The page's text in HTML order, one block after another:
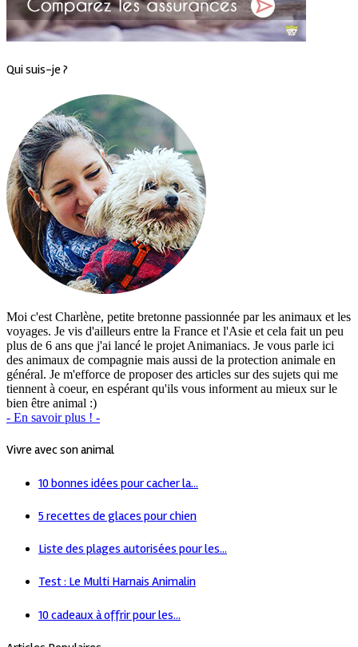
Qui suis-je ?
Moi c'est Charlène, petite bretonne passionnée par les animaux et les
voyages. Je vis d'ailleurs entre la France et l'Asie et cela fait un peu
plus de 6 ans que j'ai lancé le projet Animaniacs. Je vous parle ici
des animaux de compagnie mais aussi de la protection animale en
général. Je m'efforce de proposer des articles sur des sujets qui me
tiennent à coeur, en espérant qu'ils vous informent au mieux sur le
bien être animal :)
- En savoir plus ! -
Vivre avec son animal
10 bonnes idées pour cacher la...
5 recettes de glaces pour chien
Liste des plages autorisées pour les...
Test : Le Multi Harnais Animalin
10 cadeaux à offrir pour les...